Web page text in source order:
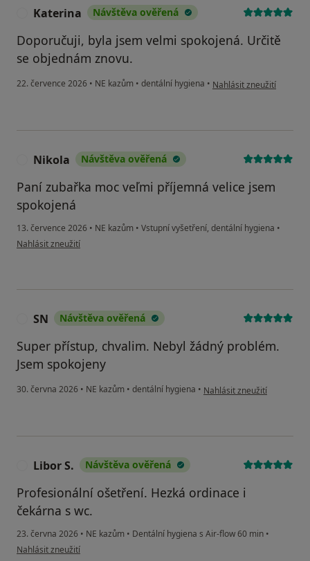
Katerina Návštěva ověřená
Doporučuji, byla jsem velmi spokojená. Určitě
se objednám znovu.
22. července 2026 • NE kazům • dentální hygiena • podle názoru uživatele
Nahlásit zneužití
Nikola Návštěva ověřená
Paní zubařka moc veľmi příjemná velice jsem
spokojená
13. července 2026 • NE kazům • Vstupní vyšetření, dentální hygiena •
podle názoru uživatele Nikola
Nahlásit zneužití
SN Návštěva ověřená
Super přístup, chvalim. Nebyl žádný problém.
Jsem spokojeny
30. června 2026 • NE kazům • dentální hygiena • podle názoru uživatele SN
Nahlásit zneužití
Libor S. Návštěva ověřená
Profesionální ošetření. Hezká ordinace i
čekárna s wc.
23. června 2026 • NE kazům • Dentální hygiena s Air-flow 60 min •
podle názoru uživatele Libor S.
Nahlásit zneužití